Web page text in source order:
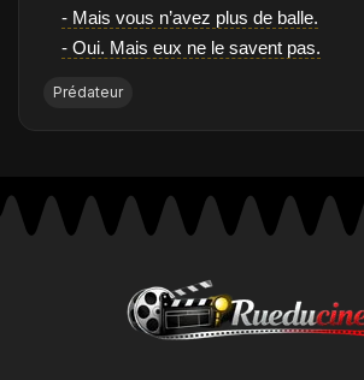
- Mais vous n’avez plus de balle.
- Oui. Mais eux ne le savent pas.
Prédateur